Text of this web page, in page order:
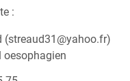
:
(streaud31@yahoo.fr)
oesophagien